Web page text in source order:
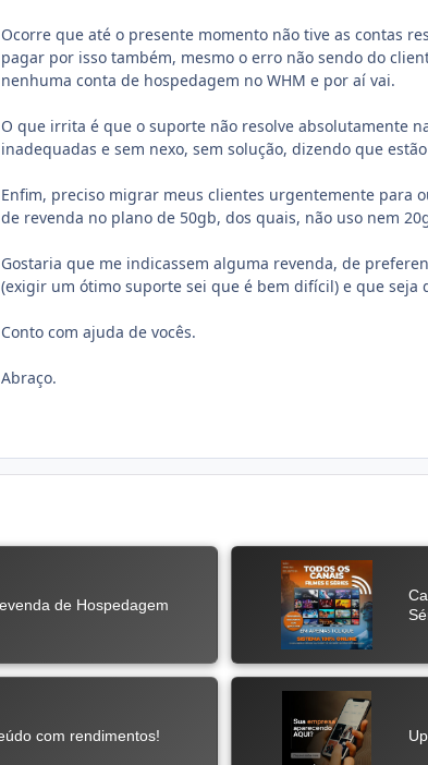
Ocorre que até o presente momento não tive as contas
pagar por isso também, mesmo o erro não sendo do
nenhuma conta de hospedagem no WHM e por aí vai.
O que irrita é que o suporte não resolve absolutamente
inadequadas e sem nexo, sem solução, dizendo que
Enfim, preciso migrar meus clientes urgentemente para
de revenda no plano de 50gb, dos quais, não uso nem
Gostaria que me indicassem alguma revenda, de
(exigir um ótimo suporte sei que é bem difícil) e que seja
Conto com ajuda de vocês.
Abraço.